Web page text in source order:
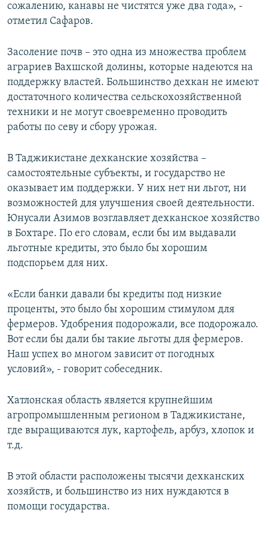
сожалению, канавы не чистятся уже два года», -
отметил Сафаров.
Засоление почв – это одна из множества проблем
аграриев Вахшской долины, которые надеются на
поддержку властей. Большинство дехкан не имеют
достаточного количества сельскохозяйственной
техники и не могут своевременно проводить
работы по севу и сбору урожая.
В Таджикистане дехканские хозяйства –
самостоятельные субъекты, и государство не
оказывает им поддержки. У них нет ни льгот, ни
возможностей для улучшения своей деятельности.
Юнусали Азимов возглавляет дехканское хозяйство
в Бохтаре. По его словам, если бы им выдавали
льготные кредиты, это было бы хорошим
подспорьем для них.
«Если банки давали бы кредиты под низкие
проценты, это было бы хорошим стимулом для
фермеров. Удобрения подорожали, все подорожало.
Вот если бы дали бы такие льготы для фермеров.
Наш успех во многом зависит от погодных
условий», - говорит собеседник.
Хатлонская область является крупнейшим
агропромышленным регионом в Таджикистане,
где выращиваются лук, картофель, арбуз, хлопок и
т.д.
В этой области расположены тысячи дехканских
хозяйств, и большинство из них нуждаются в
помощи государства.